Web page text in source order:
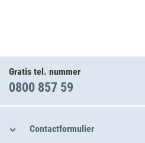
Gratis tel. nummer
0800 857 59
Contactformulier